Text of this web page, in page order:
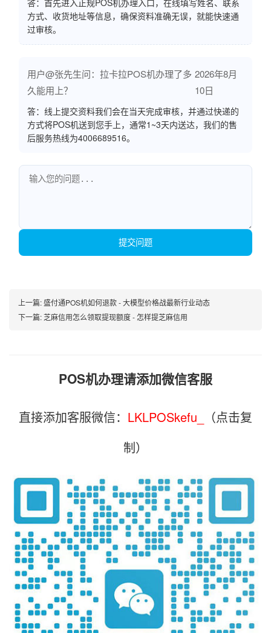
答：首先进入正规POS机办理入口，在线填写姓名、联系
方式、收货地址等信息，确保资料准确无误，就能快速通
过审核。
用户@张先生问：拉卡拉POS机办理了多
久能用上？
2026年8月
10日
答：线上提交资料我们会在当天完成审核，并通过快递的
方式将POS机送到您手上，通常1~3天内送达，我们的售
后服务热线为4006689516。
提交问题
上一篇:盛付通POS机如何退款 - 大模型价格战最新行业动态
下一篇:芝麻信用怎么领取提现额度 - 怎样提芝麻信用
POS机办理请添加微信客服
直接添加客服微信： LKLPOSkefu_
（点击复
制）